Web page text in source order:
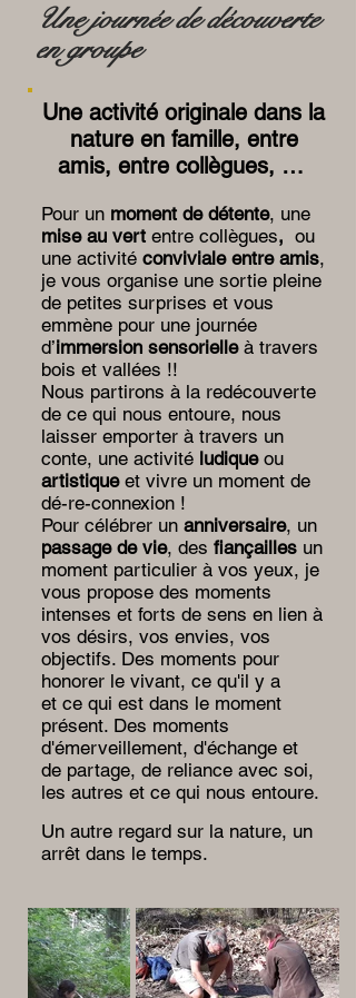
Une journée de découverte
en groupe
Une activité originale dans la
nature en famille, entre
amis, entre collègues, …
Pour un moment de détente, une
mise au vert entre collègues, ou
une activité conviviale entre amis,
je vous organise une sortie pleine
de petites surprises et vous
emmène pour une journée
d’immersion sensorielleà travers
bois et vallées !!
Nous partirons à la redécouverte
de ce qui nous entoure, nous
laisser emporter à travers un
conte, une activité ludiqueou
artistiqueet vivre un moment de
dé-re-connexion !
Pour célébrer un anniversaire, un
passage de vie, des fiançailles un
moment particulier à vos yeux, je
vous propose des moments
intenses et forts de sens en lien à
vos désirs, vos envies, vos
objectifs. Des moments pour
honorer le vivant, ce qu'il y a
et ce qui est dans le moment
présent. Des moments
d'émerveillement, d'échange et
de partage, de reliance avec soi,
les autres et ce qui nous entoure.
Un autre regard sur la nature, un
arrêt dans le temps.